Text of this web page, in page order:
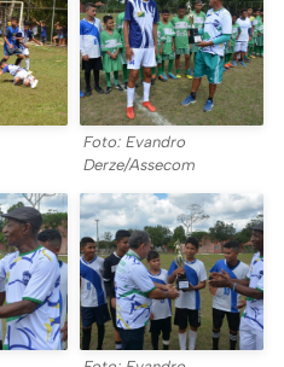
Foto: Evandro
Derze/Assecom